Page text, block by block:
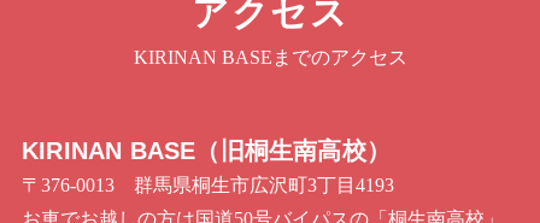
アクセス
KIRINAN BASEまでのアクセス
KIRINAN BASE（旧桐生南高校）
〒376-0013 群馬県桐生市広沢町3丁目4193
お車でお越しの方は国道50号バイパスの「桐生南高校」